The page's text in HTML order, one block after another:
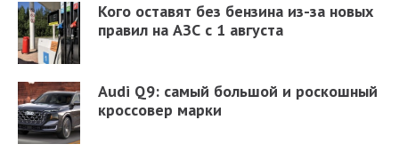
Кого оставят без бензина из-за новых
правил на АЗС с 1 августа
Audi Q9: самый большой и роскошный
кроссовер марки